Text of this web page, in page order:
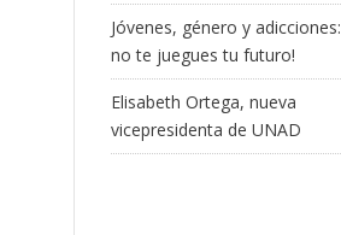
Jóvenes, género y adicciones:
no te juegues tu futuro!
Elisabeth Ortega, nueva
vicepresidenta de UNAD